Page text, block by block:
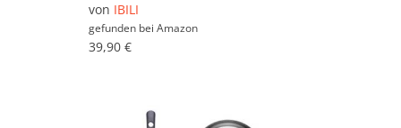
von IBILI
gefunden bei Amazon
39,90 €